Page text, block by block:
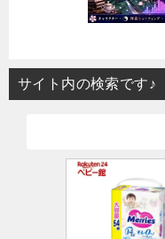
サイト内の検索です♪